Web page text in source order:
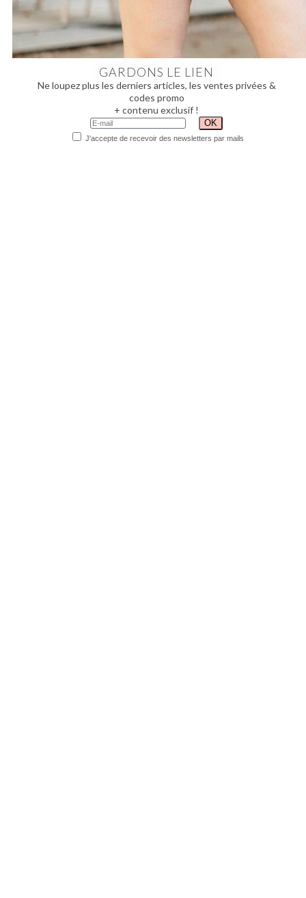
GARDONS LE LIEN
Ne loupez plus les derniers articles, les ventes privées &
codes promo
+ contenu exclusif !
J'accepte de recevoir des newsletters par mails